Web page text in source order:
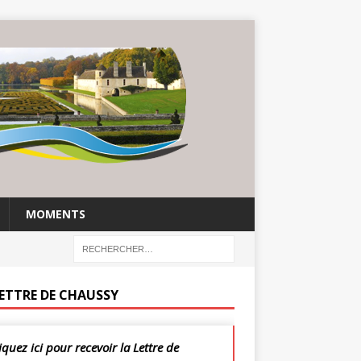
MOMENTS
DE CHAUSSY
ici pour recevoir la Lettre de